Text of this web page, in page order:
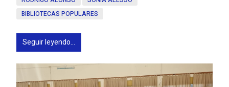
BIBLIOTECAS POPULARES
Seguir leyendo...